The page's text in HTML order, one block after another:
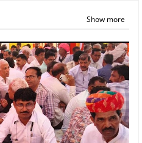
Show more